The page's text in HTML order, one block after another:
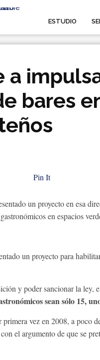
ESTUDIO
a
bares
Pin It
un proyecto en esa
en espacios
un proyecto para
y poder sancionar la ley,
sean sólo 15,
vez en 2008, a poco
el argumento de que se